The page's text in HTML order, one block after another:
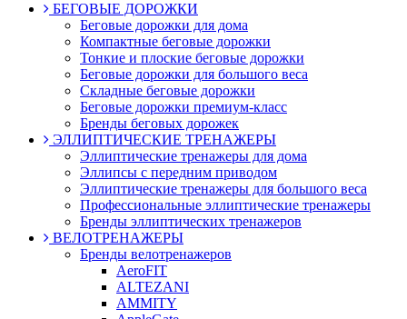
БЕГОВЫЕ ДОРОЖКИ
Беговые дорожки для дома
Компактные беговые дорожки
Тонкие и плоские беговые дорожки
Беговые дорожки для большого веса
Складные беговые дорожки
Беговые дорожки премиум-класс
Бренды беговых дорожек
ЭЛЛИПТИЧЕСКИЕ ТРЕНАЖЕРЫ
Эллиптические тренажеры для дома
Эллипсы с передним приводом
Эллиптические тренажеры для большого веса
Профессиональные эллиптические тренажеры
Бренды эллиптических тренажеров
ВЕЛОТРЕНАЖЕРЫ
Бренды велотренажеров
AeroFIT
ALTEZANI
AMMITY